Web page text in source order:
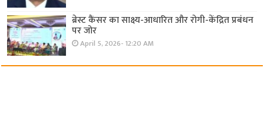
ब्रेस्ट कैंसर का साक्ष्य-आधारित और रोगी-केंद्रित प्रबंधन
पर जोर
April 5, 2026- 12:20 AM